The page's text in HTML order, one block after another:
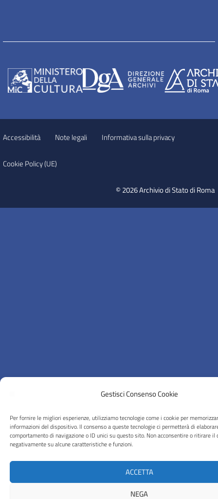
Gestisci Consenso Cookie
Per fornire le migliori esperienze, utilizziamo tecnologie come i cookie per
informazioni del dispositivo. Il consenso a queste tecnologie ci permetterà di
comportamento di navigazione o ID unici su questo sito. Non acconsentire o ritirare il
negativamente su alcune caratteristiche e funzioni.
ACCETTA
NEGA
Accessibilità Note legali Informativa sulla privacy
Cookie Policy (UE)
© 2026 Archivio di Stato di Roma